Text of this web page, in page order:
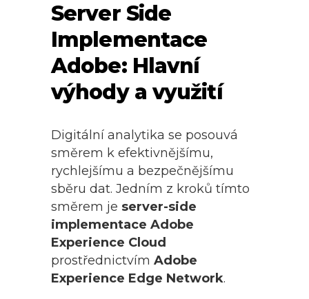
Server Side
Implementace
Adobe: Hlavní
výhody a využití
Digitální analytika se posouvá
směrem k efektivnějšímu,
rychlejšímu a bezpečnějšímu
sběru dat. Jedním z kroků tímto
směrem je server-side
implementace Adobe
Experience Cloud
prostřednictvím Adobe
Experience Edge Network.